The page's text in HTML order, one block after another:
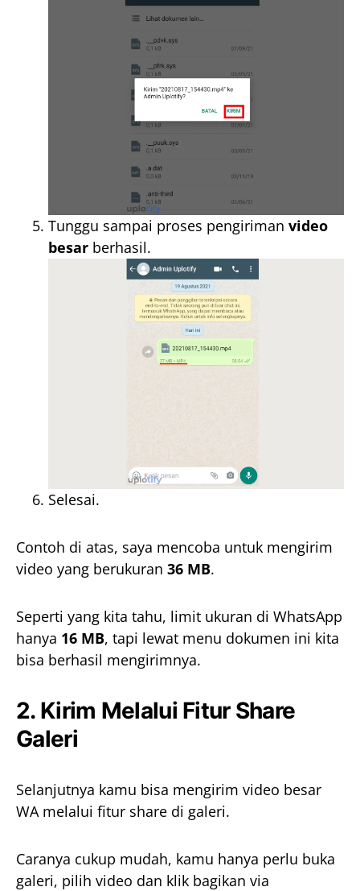
Tunggu sampai proses pengiriman video
besar berhasil.
Selesai.
Contoh di atas, saya mencoba untuk mengirim
video yang berukuran 36 MB.
Seperti yang kita tahu, limit ukuran di WhatsApp
hanya 16 MB, tapi lewat menu dokumen ini kita
bisa berhasil mengirimnya.
2. Kirim Melalui Fitur Share
Galeri
Selanjutnya kamu bisa mengirim video besar
WA melalui fitur share di galeri.
Caranya cukup mudah, kamu hanya perlu buka
galeri, pilih video dan klik bagikan via